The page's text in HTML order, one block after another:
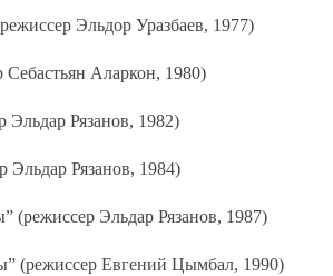
Эльдор Уразбаев, 1977)
Себастьян Аларкон, 1980)
Эльдар Рязанов, 1982)
Эльдар Рязанов, 1984)
(режиссер Эльдар Рязанов, 1987)
(режиссер Евгений Цымбал, 1990)